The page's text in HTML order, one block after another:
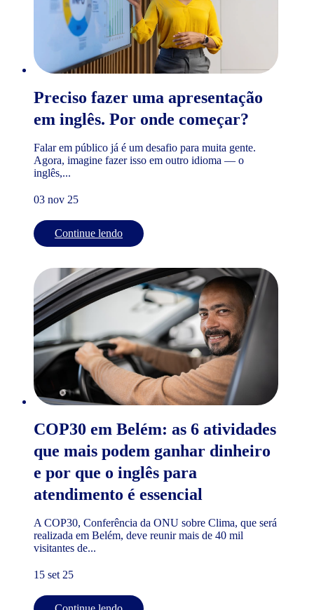
Preciso fazer uma apresentação
em inglês. Por onde começar?
Falar em público já é um desafio para muita gente.
Agora, imagine fazer isso em outro idioma — o
inglês,...
03 nov 25
Continue lendo
COP30 em Belém: as 6 atividades
que mais podem ganhar dinheiro
e por que o inglês para
atendimento é essencial
A COP30, Conferência da ONU sobre Clima, que será
realizada em Belém, deve reunir mais de 40 mil
visitantes de...
15 set 25